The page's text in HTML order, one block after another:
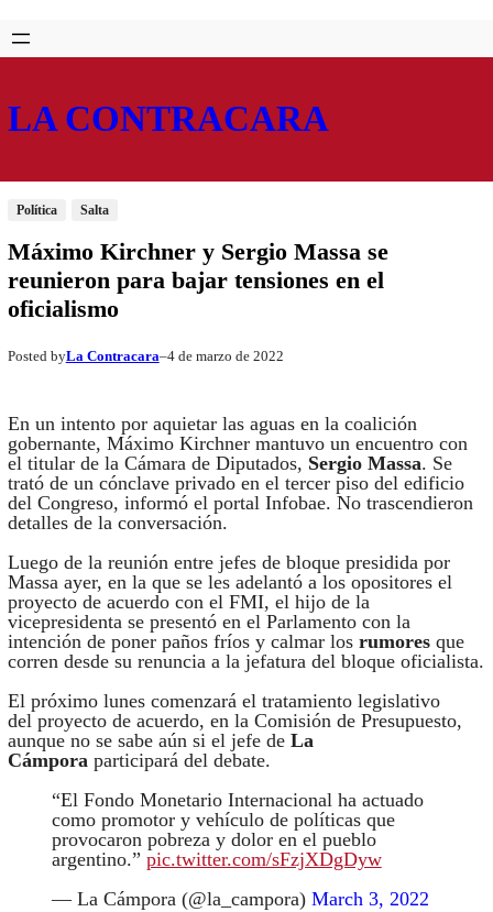
Saltar
al
Skip
to
LA CONTRACARA
Política Salta
Máximo Kirchner y Sergio Massa se
reunieron para bajar tensiones en el
oficialismo
Posted byLa Contracara–4 de marzo de 2022
En un intento por aquietar las aguas en la coalición
gobernante, Máximo Kirchner mantuvo un encuentro con
el titular de la Cámara de Diputados, Sergio Massa. Se
trató de un cónclave privado en el tercer piso del edificio
del Congreso, informó el portal Infobae. No trascendieron
detalles de la conversación.
Luego de la reunión entre jefes de bloque presidida por
Massa ayer, en la que se les adelantó a los opositores el
proyecto de acuerdo con el FMI, el hijo de la
vicepresidenta se presentó en el Parlamento con la
intención de poner paños fríos y calmar los rumoresque
corren desde su renuncia a la jefatura del bloque oficialista.
El próximo lunes comenzará el tratamiento legislativo
del proyecto de acuerdo, en la Comisión de Presupuesto,
aunque no se sabe aún si el jefe de La
Cámporaparticipará del debate.
“El Fondo Monetario Internacional ha actuado
como promotor y vehículo de políticas que
provocaron pobreza y dolor en el pueblo
argentino.” pic.twitter.com/sFzjXDgDyw
— La Cámpora (@la_campora) March 3, 2022